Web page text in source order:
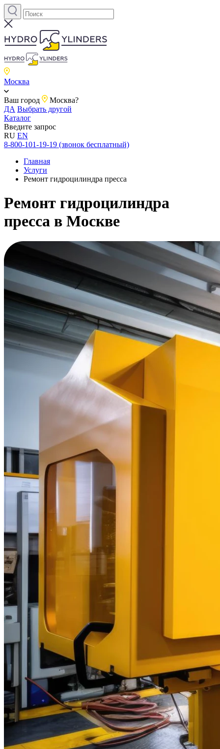
Москва
Ваш город
Москва?
ДА Выбрать другой
Каталог
Введите запрос
RU EN
8-800-101-19-19 (звонок бесплатный)
Главная
Услуги
Ремонт гидроцилиндра пресса
Ремонт гидроцилиндра
пресса в Москве